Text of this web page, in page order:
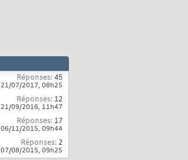
Réponses:45
21/07/2017, 08h25
Réponses: 12
21/09/2016, 11h47
Réponses: 17
06/11/2015, 09h44
Réponses: 2
07/08/2015, 09h25